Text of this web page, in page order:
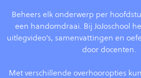
Beheers elk onderwerp per
een handomdraai. Bij JoJoschool
uitlegvideo’s, samenvattingen en
door docenten.
Met verschillende overhooropties